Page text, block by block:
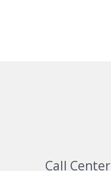
Call Center